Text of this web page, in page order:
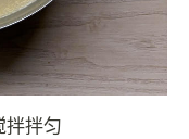
拌拌匀